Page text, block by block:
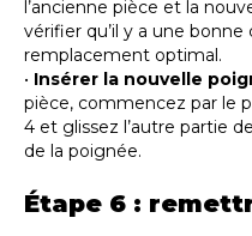
l’ancienne pièce et la
vérifier qu’il y a une
remplacement optimal.
• Insérer la nouvelle
pièce, commencez par le
4 et glissez l’autre partie
de la poignée.
Étape 6 :